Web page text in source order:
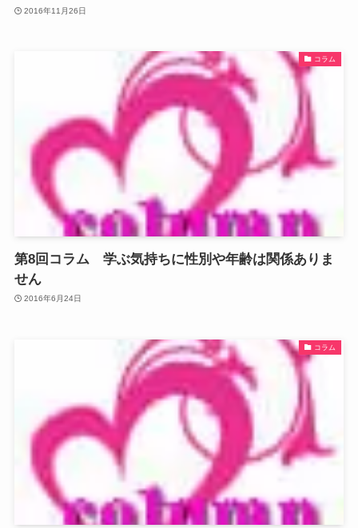
2016年11月26日
コラム
第8回コラム 学ぶ気持ちに性別や年齢は関係ありま
せん
2016年6月24日
コラム